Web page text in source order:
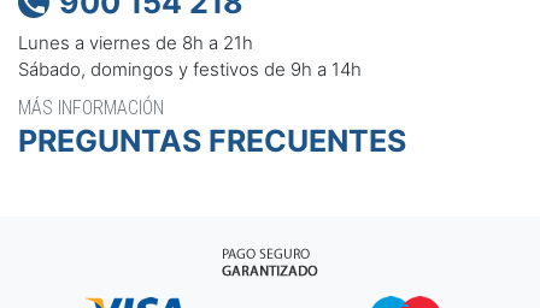
Lunes a viernes de 8h a 21h
Sábado, domingos y festivos de 9h a 14h
MÁS INFORMACIÓN
PREGUNTAS FRECUENTES